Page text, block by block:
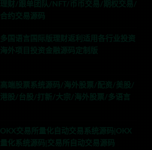
理财/跟单团队/NFT/币币交易/期权交易/
合约交易源码
多国语言国际版理财返利适用各行业投资
海外项目投资金融源码定制版
高端股票系统源码/海外股票/配资/美股/
港股/台股/打新/大宗/海外股票/多语言
OKX交易所量化自动交易系统源码|OKX
量化系统源码|交易所自动交易源码